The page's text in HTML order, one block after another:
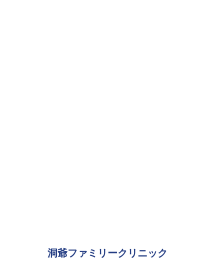
洞爺ファミリークリニック